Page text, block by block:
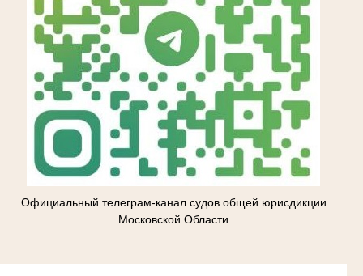
Официальный телеграм-канал судов общей юрисдикции
Московской Области